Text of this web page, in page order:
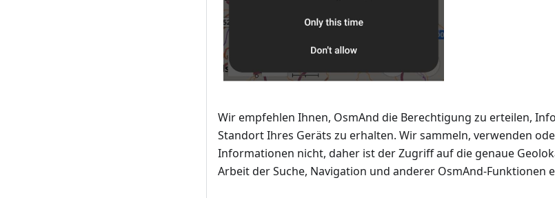
Wir empfehlen Ihnen, OsmAnd die Berechtigung zu erteilen,
Standort Ihres Geräts zu erhalten. Wir sammeln, verwenden
Informationen nicht, daher ist der Zugriff auf die genaue
Arbeit der Suche, Navigation und anderer OsmAnd-Funktionen